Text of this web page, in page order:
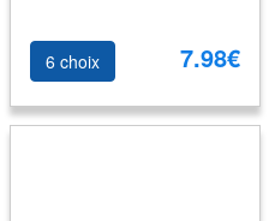
6 choix 7.98€